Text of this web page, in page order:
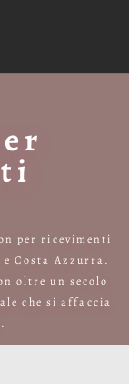
per ricevimenti
Costa Azzurra.
oltre un secolo
che si affaccia